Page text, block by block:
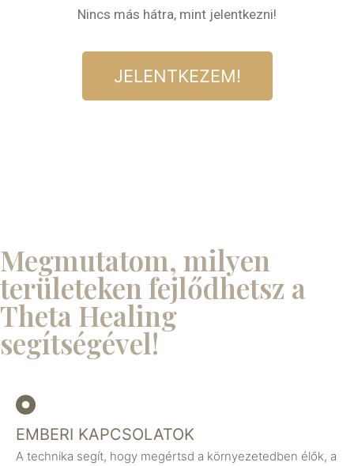
Nincs más hátra, mint jelentkezni!
JELENTKEZEM!
Megmutatom, milyen
területeken fejlődhetsz a
Theta Healing
segítségével!
EMBERI KAPCSOLATOK
A technika segít, hogy megértsd a környezetedben élők, a